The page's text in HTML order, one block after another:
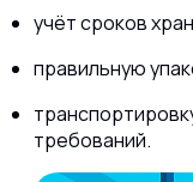
учёт сроков
правильную
требований.